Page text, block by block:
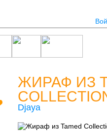
ЖИРАФ ИЗ
Djaya